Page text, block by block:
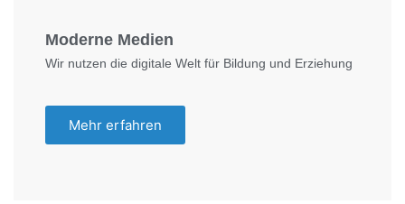
Moderne Medien
Wir nutzen die digitale Welt für Bildung und Erziehung
Mehr erfahren